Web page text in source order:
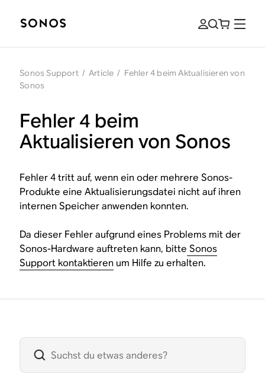
Sonos Support / Article / Fehler 4 beim Aktualisieren von
Sonos
Fehler 4 beim
Aktualisieren von Sonos
Fehler 4 tritt auf, wenn ein oder mehrere Sonos-
Produkte eine Aktualisierungsdatei nicht auf ihren
internen Speicher anwenden konnten.
Da dieser Fehler aufgrund eines Problems mit der
Sonos-Hardware auftreten kann, bitte Sonos
Support kontaktieren um Hilfe zu erhalten.